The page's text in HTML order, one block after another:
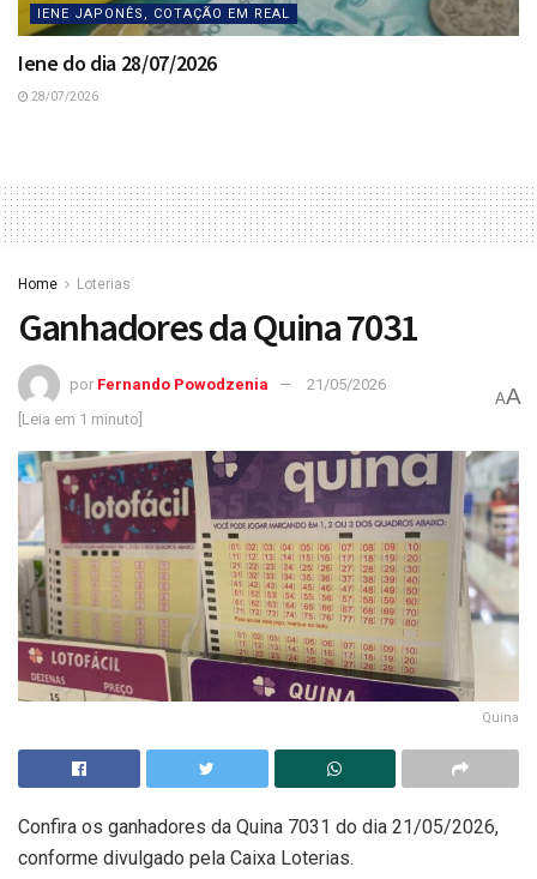
IENE JAPONÊS, COTAÇÃO EM REAL
Iene do dia 28/07/2026
28/07/2026
Home Loterias
Ganhadores da Quina 7031
por Fernando Powodzenia
21/05/2026
[Leia em 1 minuto]
AA
Quina
Confira os ganhadores da Quina 7031 do dia 21/05/2026,
conforme divulgado pela Caixa Loterias.